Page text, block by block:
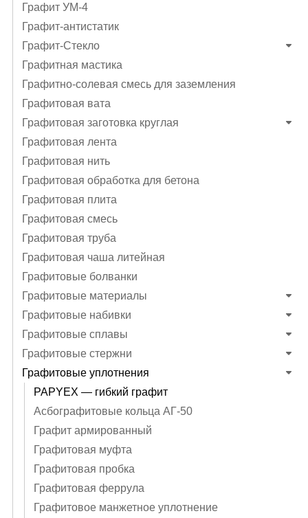
Графит УМ-4
Графит-антистатик
Графит-Стекло
Графитная мастика
Графитно-солевая смесь для заземления
Графитовая вата
Графитовая заготовка круглая
Графитовая лента
Графитовая нить
Графитовая обработка для бетона
Графитовая плита
Графитовая смесь
Графитовая труба
Графитовая чаша литейная
Графитовые болванки
Графитовые материалы
Графитовые набивки
Графитовые сплавы
Графитовые стержни
Графитовые уплотнения
PAPYEX — гибкий графит
Асбографитовые кольца АГ-50
Графит армированный
Графитовая муфта
Графитовая пробка
Графитовая феррула
Графитовое манжетное уплотнение